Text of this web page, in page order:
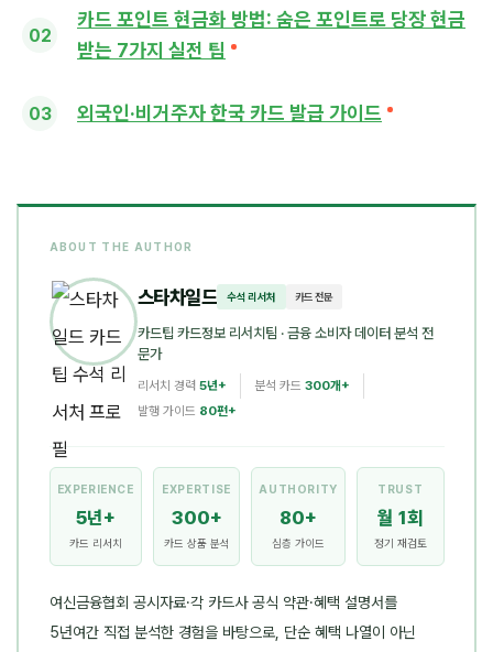
카드 포인트 현금화 방법: 숨은 포인트로 당장 현금
받는 7가지 실전 팁
외국인·비거주자 한국 카드 발급 가이드
ABOUT THE AUTHOR
스타차일드 수석 리서처 카드 전문
카드팁 카드정보 리서치팀 · 금융 소비자 데이터 분석 전
문가
리서치 경력 5년+ 분석 카드 300개+
발행 가이드 80편+
EXPERIENCE
5년+
카드 리서치
EXPERTISE
300+
카드 상품 분석
AUTHORITY
80+
심층 가이드
TRUST
월 1회
정기 재검토
여신금융협회 공시자료·각 카드사 공식 약관·혜택 설명서를
5년여간 직접 분석한 경험을 바탕으로, 단순 혜택 나열이 아닌